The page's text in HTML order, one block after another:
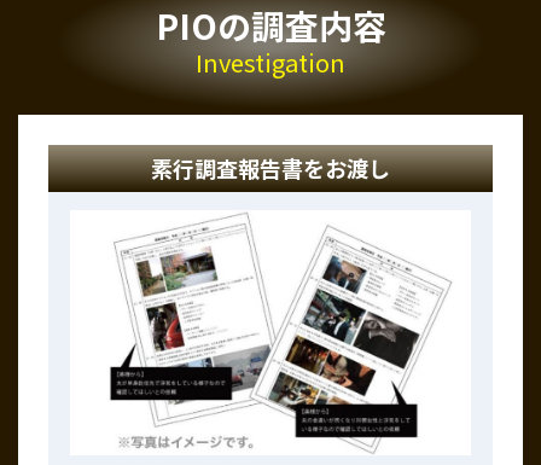
PIOの調査内容
Investigation
素行調査報告書をお渡し